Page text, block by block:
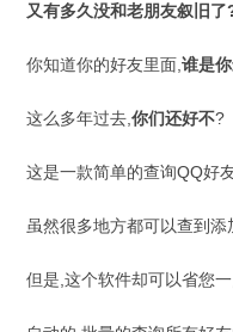
又有多久没和老朋友叙旧了
你知道你的好友里面,谁是
这么多年过去,你们还好不?
这是一款简单的查询QQ好
虽然很多地方都可以查到添
但是,这个软件却可以省您一